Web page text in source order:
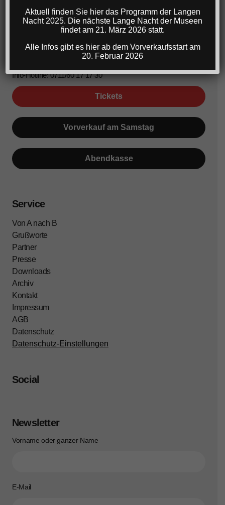
Lange Nacht der Museen Stuttgart
22. März 2025, 18-1 Uhr
Ticket: € 22,- (gg.falls zzgl. VVK-Gebühr)
Ermäßigtes Ticket für Studierende, SchülerInnen,
Info-Hotline: 0711/60 17 17 30
Tickets
Vorverkauf am Samstag
Abendkasse
Service
Von A nach B
Grußworte
Partner
Presse
Downloads
Archiv
Kontakt
Impressum
AGB
Datenschutz
Datenschutz-Einstellungen
Social
Newsletter
Vorname oder ganzer Name
E-Mail
Aktuell finden Sie hier das Programm der Langen
Nacht 2025. Die nächste Lange Nacht der Museen
findet am 21. März 2026 statt.
Alle Infos gibt es hier ab dem Vorverkaufsstart am
20. Februar 2026